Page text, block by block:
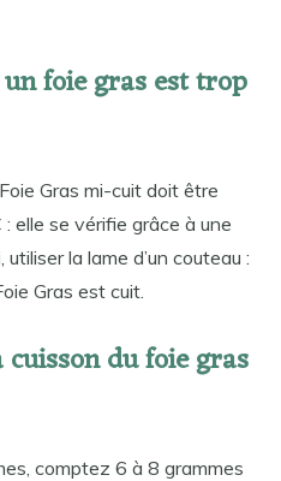
foie gras est trop
Gras mi-cuit doit être
elle se vérifie grâce à une
la lame d’un couteau :
Gras est cuit.
du foie gras
comptez 6 à 8 grammes